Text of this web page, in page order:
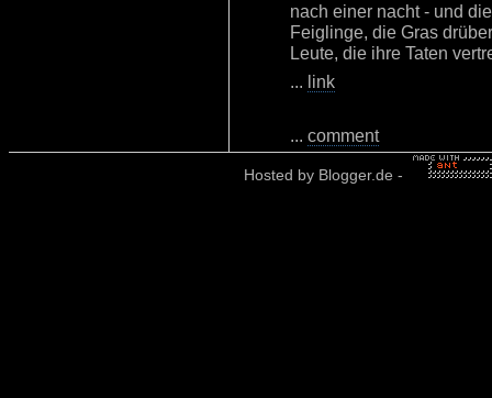
nach einer nacht - und
Feiglinge, die Gras
Leute, die ihre Taten
... link
... comment
Hosted by Blogger.de -